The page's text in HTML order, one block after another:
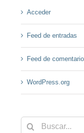
Acceder
Feed de entradas
Feed de
WordPress.org
Buscar: